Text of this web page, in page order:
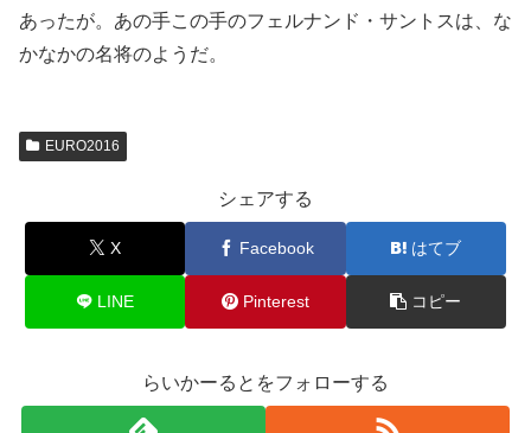
あったが。あの手この手のフェルナンド・サントスは、な
かなかの名将のようだ。
EURO2016
シェアする
X Facebook はてブ
LINE Pinterest コピー
らいかーるとをフォローする